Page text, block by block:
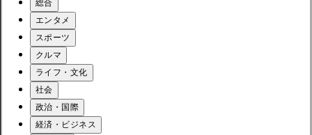
総合
エンタメ
スポーツ
クルマ
ライフ・文化
社会
政治・国際
経済・ビジネス